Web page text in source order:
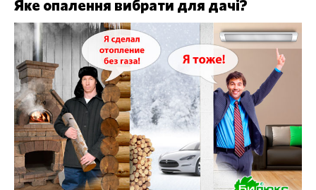
Яке опалення вибрати для дачі?
Замовити